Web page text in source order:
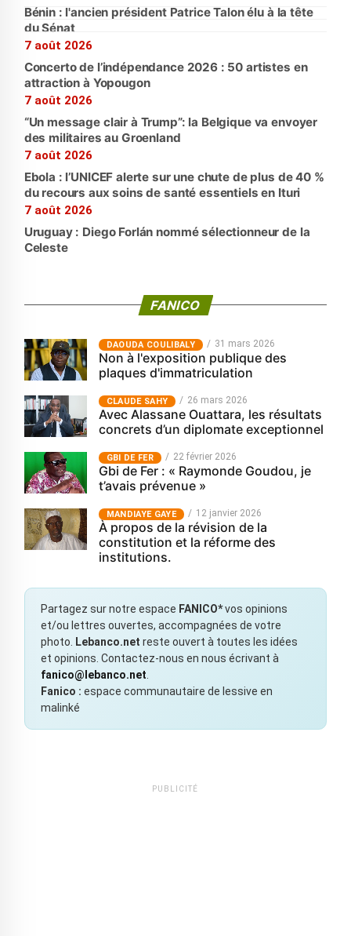
Bénin : l'ancien président Patrice Talon élu à la tête
du Sénat
7 août 2026
Concerto de l’indépendance 2026 : 50 artistes en
attraction à Yopougon
7 août 2026
“Un message clair à Trump”: la Belgique va envoyer
des militaires au Groenland
7 août 2026
Ebola : l’UNICEF alerte sur une chute de plus de 40 %
du recours aux soins de santé essentiels en Ituri
7 août 2026
Uruguay : Diego Forlán nommé sélectionneur de la
Celeste
FANICO
‎DAOUDA COULIBALY 31 mars 2026
Non à l'exposition publique des
plaques d'immatriculation
CLAUDE SAHY 26 mars 2026
Avec Alassane Ouattara, les résultats
concrets d’un diplomate exceptionnel
GBI DE FER 22 février 2026
Gbi de Fer : « Raymonde Goudou, je
t’avais prévenue »
MANDIAYE GAYE 12 janvier 2026
À propos de la révision de la
constitution et la réforme des
institutions.
Partagez sur notre espace FANICO*vos opinions
et/ou lettres ouvertes, accompagnées de votre
photo.
Lebanco.net reste ouvert à toutes les idées
et opinions. Contactez-nous en nous écrivant à
fanico@lebanco.net
Fanico : espace communautaire de lessive en
malinké
PUBLICITÉ